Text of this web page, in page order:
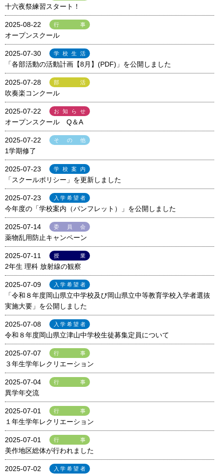
十六夜祭練習スタート！
2025-08-22 行事
オープンスクール
2025-07-30 学校生活
「各部活動の活動計画【8月】(PDF)」を公開しました
2025-07-28 部活
吹奏楽コンクール
2025-07-22 お知らせ
オープンスクール Q＆A
2025-07-22 その他
1学期修了
2025-07-23 学校案内
「スクールポリシー」を更新しました
2025-07-23 入学希望者
今年度の「学校案内（パンフレット）」を公開しました
2025-07-14 委員会
薬物乱用防止キャンペーン
2025-07-11 授業
2年生 理科 放射線の観察
2025-07-09 入学希望者
「令和８年度岡山県立中学校及び岡山県立中等教育学校入学者選抜
実施大要」を公開しました
2025-07-08 入学希望者
令和８年度岡山県立津山中学校生徒募集定員について
2025-07-07 行事
３年生学年レクリエーション
2025-07-04 行事
異学年交流
2025-07-01 行事
１年生学年レクリエーション
2025-07-01 行事
美作地区総体が行われました
2025-07-02 入学希望者